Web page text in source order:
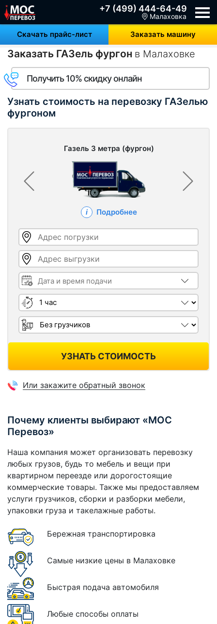
+7 (499) 444-64-49
Скачать прайс-лист Заказать машину
Малаховка
Заказать ГАЗель фургон в Малаховке
Получить 10% скидку онлайн
Узнать стоимость на перевозку ГАЗелью
фургоном
Газель 3 метра (фургон)
Подробнее
Адрес погрузки
Адрес выгрузки
Дата и время подачи
Длительность
Грузчики
УЗНАТЬ СТОИМОСТЬ
Или закажите обратный звонок
Почему клиенты выбирают «МОС
Перевоз»
Наша компания может организовать перевозку
любых грузов, будь то мебель и вещи при
квартирном переезде или дорогостоящие
коммерческие товары. Также мы предоставляем
услуги грузчиков, сборки и разборки мебели,
упаковки груза и такелажные работы.
Бережная транспортировка
Самые низкие цены в Малаховке
Быстрая подача автомобиля
Любые способы оплаты